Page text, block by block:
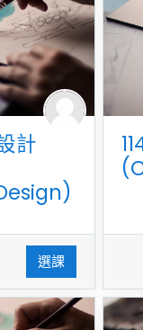
計
選課